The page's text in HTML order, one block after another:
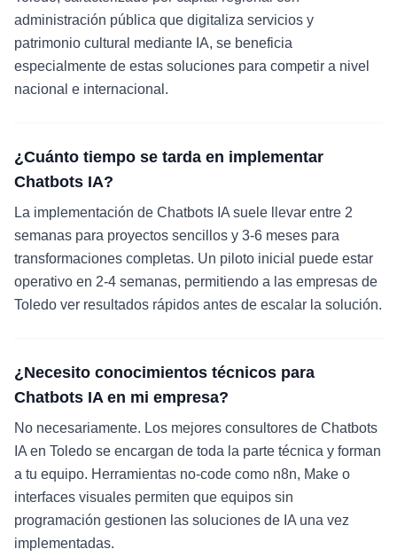
administración pública que digitaliza servicios y
patrimonio cultural mediante IA, se beneficia
especialmente de estas soluciones para competir a nivel
nacional e internacional.
¿Cuánto tiempo se tarda en implementar
Chatbots IA?
La implementación de Chatbots IA suele llevar entre 2
semanas para proyectos sencillos y 3-6 meses para
transformaciones completas. Un piloto inicial puede estar
operativo en 2-4 semanas, permitiendo a las empresas de
Toledo ver resultados rápidos antes de escalar la solución.
¿Necesito conocimientos técnicos para
Chatbots IA en mi empresa?
No necesariamente. Los mejores consultores de Chatbots
IA en Toledo se encargan de toda la parte técnica y forman
a tu equipo. Herramientas no-code como n8n, Make o
interfaces visuales permiten que equipos sin
programación gestionen las soluciones de IA una vez
implementadas.